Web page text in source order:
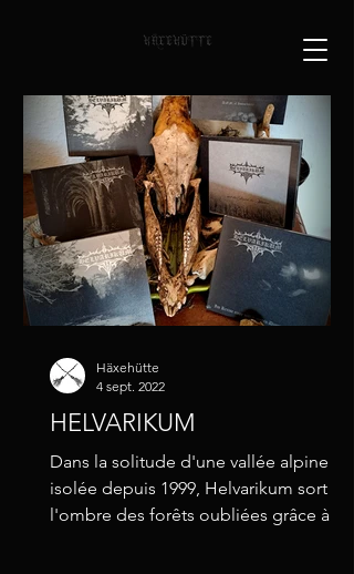
HELVARIKUM
Dans la solitude d'une vallée alpine
isolée depuis 1999, Helvarikum sort de
l'ombre des forêts oubliées grâce à
Häxehütte
4 sept. 2022